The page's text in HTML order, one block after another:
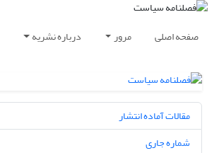
صفحه اصلی مرور درباره نشریه
مقالات آماده انتشار
شماره جاری